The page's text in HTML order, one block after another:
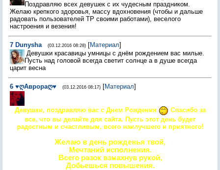
Поздравляю всех девушек с их чудесным праздником.
Желаю крепкого здоровья, массу вдохновения (чтобы и дальше
радовать пользователей ТР своими работами), веселого
настроения и везения!
7 Dunysha (03.12.2016 08:28) [Материал]
Девушки красавицы умницы с днём рождением вас милые.
Пусть над головой всегда светит солнце а в душе всегда
царит весна
6 ♥ღАврораღ♥ (03.12.2016 08:17) [Материал]
Девушки, поздравляю вас с Днем Рождения
Спасибо за
все, что вы делайте для сайта. Пусть этот день будет
радостным и счастливым, всего наилучшего и приятного!
Желаю в день рожденья твой,
Мечтаний исполнения.
Всего разок взмахнув рукой,
Добьешься повышения.